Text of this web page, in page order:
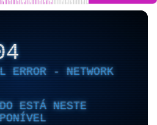
ERROR - NETWORK
ESTÁ NESTE